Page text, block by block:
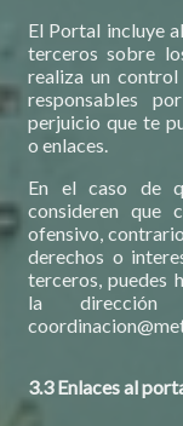
El Portal incluye
terceros sobre
realiza un
responsables
perjuicio que te
o enlaces.
En el caso de
consideren que
ofensivo,
derechos o
terceros, puedes
la dirección
3.3 Enlaces al